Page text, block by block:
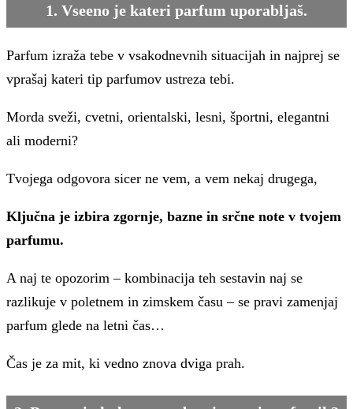
1. Vseeno je kateri parfum uporabljaš.
Parfum izraža tebe v vsakodnevnih situacijah in najprej se
vprašaj kateri tip parfumov ustreza tebi.
Morda sveži, cvetni, orientalski, lesni, športni, elegantni
ali moderni?
Tvojega odgovora sicer ne vem, a vem nekaj drugega,
Ključna je izbira zgornje, bazne in srčne note v tvojem
parfumu.
A naj te opozorim – kombinacija teh sestavin naj se
razlikuje v poletnem in zimskem času – se pravi zamenjaj
parfum glede na letni čas…
Čas je za mit, ki vedno znova dviga prah.